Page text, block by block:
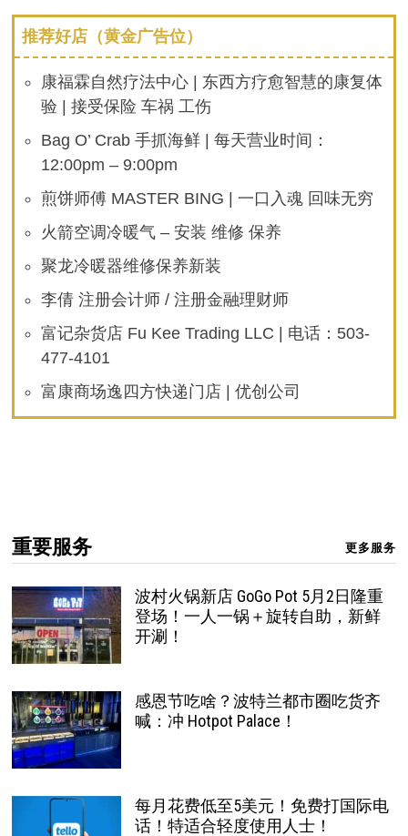
接
种
服
务！
特
联
谊
分
页
推荐好店（黄金广告位）
康福霖自然疗法中心 | 东西方疗愈智慧的康复体
验 | 接受保险 车祸 工伤
Bag O’ Crab 手抓海鲜 | 每天营业时间：
12:00pm – 9:00pm
煎饼师傅 MASTER BING | 一口入魂 回味无穷
火箭空调冷暖气 – 安装 维修 保养
聚龙冷暖器维修保养新装
李倩 注册会计师 / 注册金融理财师
富记杂货店 Fu Kee Trading LLC | 电话：503-
477-4101
富康商场逸四方快递门店 | 优创公司
重要服务 更多服务
波村火锅新店 GoGo Pot 5月2日隆重
登场！一人一锅＋旋转自助，新鲜
开涮！
感恩节吃啥？波特兰都市圈吃货齐
喊：冲 Hotpot Palace！
每月花费低至5美元！免费打国际电
话！特适合轻度使用人士！